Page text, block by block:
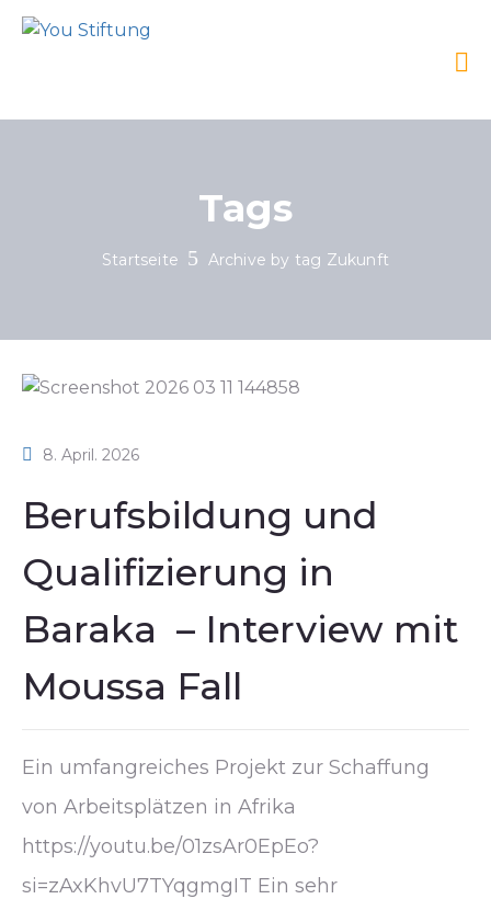
Tags
Startseite Archive by tag Zukunft
8. April. 2026
Berufsbildung und
Qualifizierung in
Baraka – Interview mit
Moussa Fall
Ein umfangreiches Projekt zur Schaffung
von Arbeitsplätzen in Afrika
https://youtu.be/01zsAr0EpEo?
si=zAxKhvU7TYqgmgIT Ein sehr